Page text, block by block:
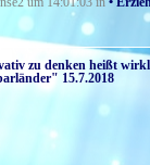
zu denken heißt
15.7.2018